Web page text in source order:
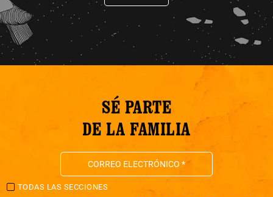
SÉ PARTE
DE LA FAMILIA
TODAS LAS SECCIONES